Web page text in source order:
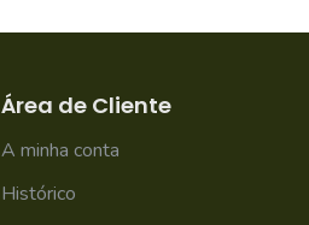
Área de Cliente
A minha conta
Histórico